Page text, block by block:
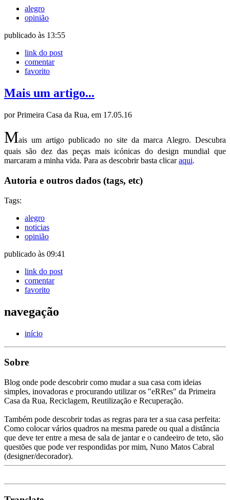
alegro
opinião
publicado às 13:55
link do post
comentar
favorito
Mais um artigo...
por Primeira Casa da Rua, em 17.05.16
Mais um artigo publicado no site da marca Alegro. Descubra
quais são dez das peças mais icónicas do design mundial que
marcaram a minha vida. Para as descobrir basta clicaraqui.
Autoria e outros dados (tags, etc)
Tags:
alegro
noticias
opinião
publicado às 09:41
link do post
comentar
favorito
navegação
início
Sobre
Blog onde pode descobrir como mudar a sua casa com ideias
simples, inovadoras e procurando utilizar os "eRRes" da Primeira
Casa da Rua, Reciclagem, Reutilização e Recuperação.
Também pode descobrir todas as regras para ter a sua casa perfeita:
Como colocar vários quadros na mesma parede ou qual a distância
que deve ter entre a mesa de sala de jantar e o candeeiro de teto, são
questões que pode ver respondidas por mim, Nuno Matos Cabral
(designer/decorador).